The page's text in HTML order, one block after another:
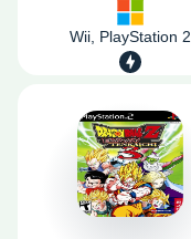
Wii, PlayStation 2